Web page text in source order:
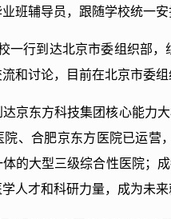
班辅导员，跟随学校统一
一行到达北京市委组织部
和讨论，目前在北京市委
京东方科技集团核心能力
、合肥京东方医院已运营
的大型三级综合性医院；
人才和科研力量，成为未